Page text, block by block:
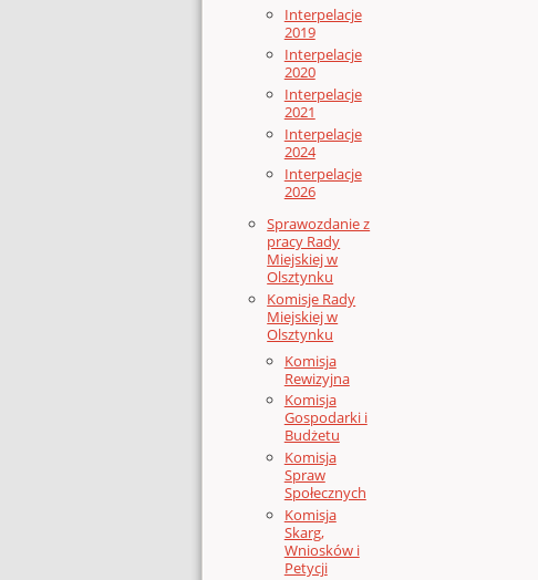
Interpelacje
2019
Interpelacje
2020
Interpelacje
2021
Interpelacje
2024
Interpelacje
2026
Sprawozdanie z
pracy Rady
Miejskiej w
Olsztynku
Komisje Rady
Miejskiej w
Olsztynku
Komisja
Rewizyjna
Komisja
Gospodarki i
Budżetu
Komisja
Spraw
Społecznych
Komisja
Skarg,
Wniosków i
Petycji